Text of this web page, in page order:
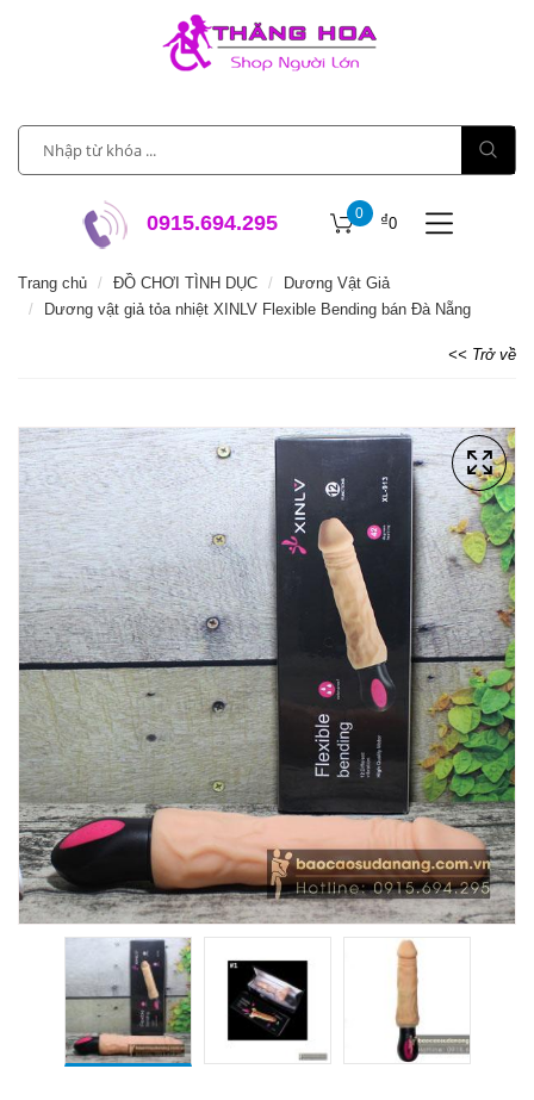
0915.694.295 0
0
₫
Trang chủ ĐỒ CHƠI TÌNH DỤC
Dương Vật Giả
Dương vật giả tỏa nhiệt XINLV Flexible Bending bán Đà Nẵng
<< Trở về